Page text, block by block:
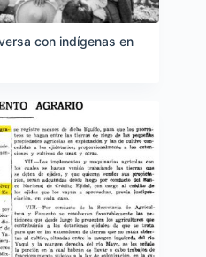
con indígenas en